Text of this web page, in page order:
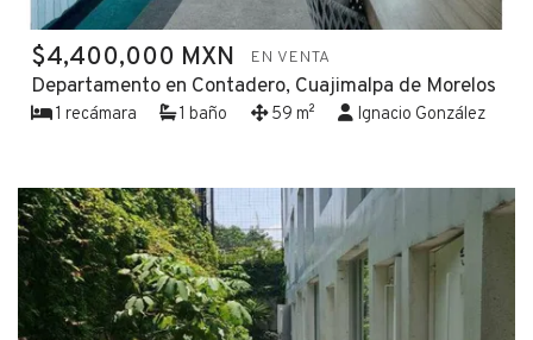
$4,400,000 MXN EN VENTA
Departamento en Contadero, Cuajimalpa de Morelos
1 recámara 1 baño 59 m² Ignacio González